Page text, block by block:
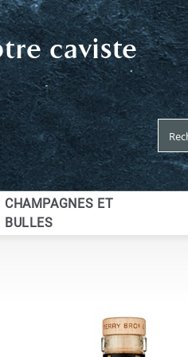
caviste
CHAMPAGNES ET
BULLES